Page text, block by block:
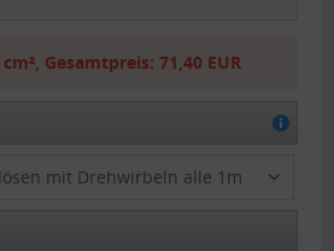
, Gesamtpreis: 71,40 EUR
mit Drehwirbeln alle 1m